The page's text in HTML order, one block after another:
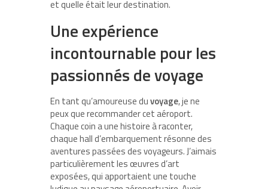
et quelle était leur destination.
Une expérience
incontournable pour les
passionnés de voyage
En tant qu’amoureuse duvoyage, je ne
peux que recommander cet aéroport.
Chaque coin a une histoire à raconter,
chaque hall d’embarquement résonne des
aventures passées des voyageurs. J’aimais
particulièrement les œuvres d’art
exposées, qui apportaient une touche